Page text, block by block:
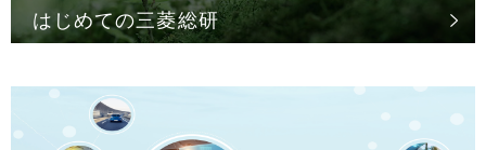
はじめての三菱総研